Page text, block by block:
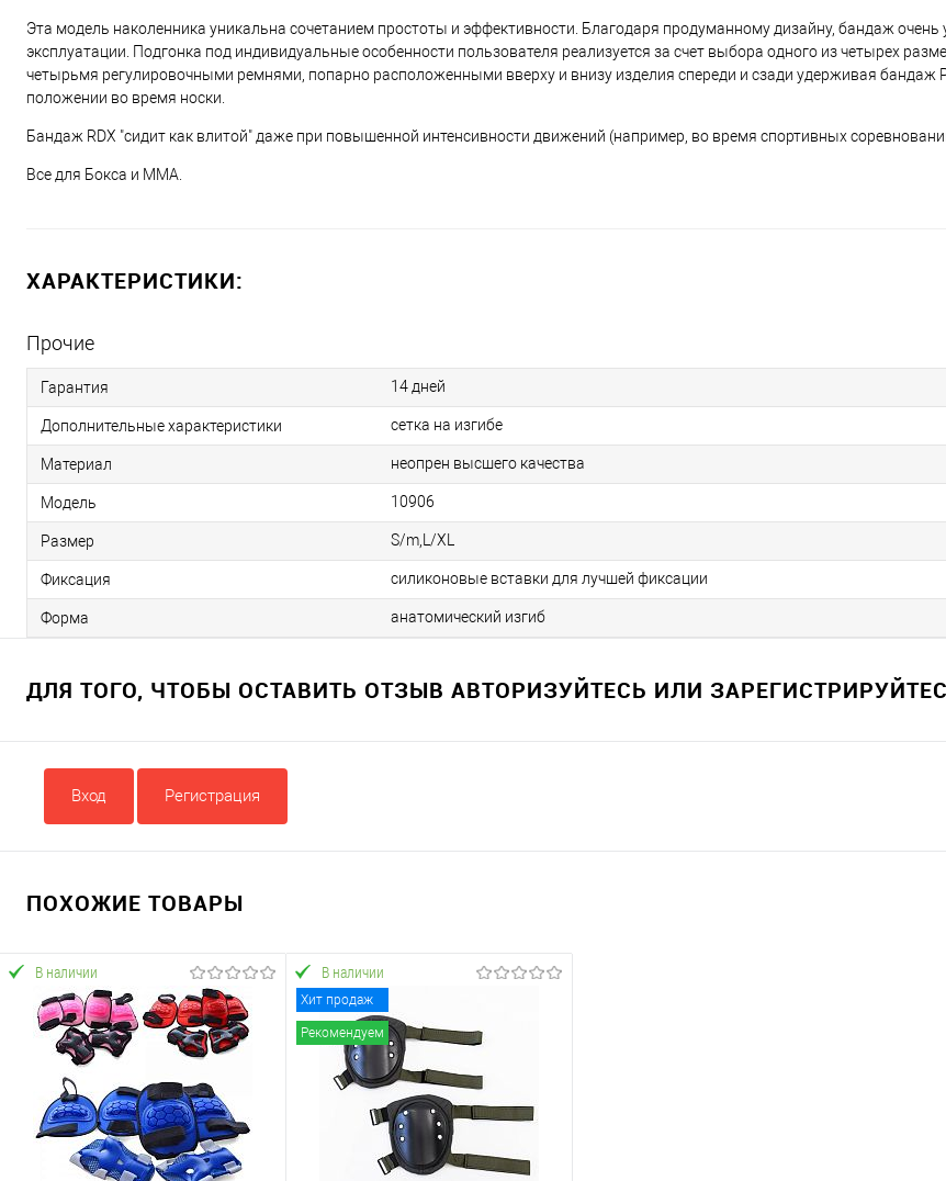
Эта модель наколенника уникальна сочетанием простоты и эффективности. Благодаря продуманному дизайну, бандаж очень
эксплуатации. Подгонка под индивидуальные особенности пользователя реализуется за счет выбора одного из четырех
четырьмя регулировочными ремнями, попарно расположенными вверху и внизу изделия спереди и сзади удерживая бандаж
положении во время носки.
Бандаж RDX "сидит как влитой" даже при повышенной интенсивности движений (например, во время спортивных
Все для Бокса и ММА.
ХАРАКТЕРИСТИКИ:
Прочие
Гарантия 14 дней
Дополнительные характеристики сетка на изгибе
Материал неопрен высшего качества
Модель 10906
Размер S/m,L/XL
Фиксация силиконовые вставки для лучшей фиксации
Форма анатомический изгиб
ДЛЯ ТОГО, ЧТОБЫ ОСТАВИТЬ ОТЗЫВ АВТОРИЗУЙТЕСЬ ИЛИ
Вход Регистрация
ПОХОЖИЕ ТОВАРЫ
В наличии
Хит продаж
Рекомендуем
В наличии